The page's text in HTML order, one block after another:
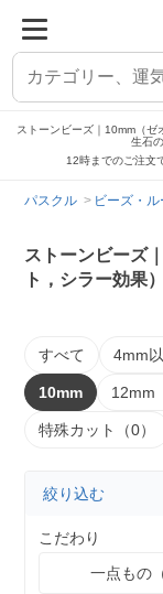
ストーンビーズ｜10mm（ゼ
生石
12時までのご注文
パスクル ビーズ・ル
ストーンビーズ
ト，シラー効果）
すべて 4mm
10mm 12mm
特殊カット（0）
絞り込む
こだわり
一点もの